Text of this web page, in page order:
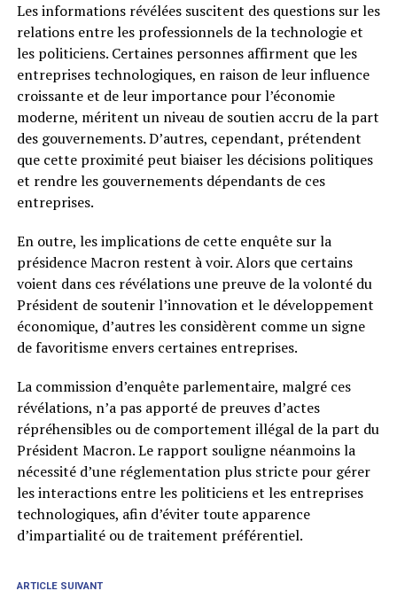
Les informations révélées suscitent des questions sur les
relations entre les professionnels de la technologie et
les politiciens. Certaines personnes affirment que les
entreprises technologiques, en raison de leur influence
croissante et de leur importance pour l’économie
moderne, méritent un niveau de soutien accru de la part
des gouvernements. D’autres, cependant, prétendent
que cette proximité peut biaiser les décisions politiques
et rendre les gouvernements dépendants de ces
entreprises.
En outre, les implications de cette enquête sur la
présidence Macron restent à voir. Alors que certains
voient dans ces révélations une preuve de la volonté du
Président de soutenir l’innovation et le développement
économique, d’autres les considèrent comme un signe
de favoritisme envers certaines entreprises.
La commission d’enquête parlementaire, malgré ces
révélations, n’a pas apporté de preuves d’actes
répréhensibles ou de comportement illégal de la part du
Président Macron. Le rapport souligne néanmoins la
nécessité d’une réglementation plus stricte pour gérer
les interactions entre les politiciens et les entreprises
technologiques, afin d’éviter toute apparence
d’impartialité ou de traitement préférentiel.
ARTICLE SUIVANT